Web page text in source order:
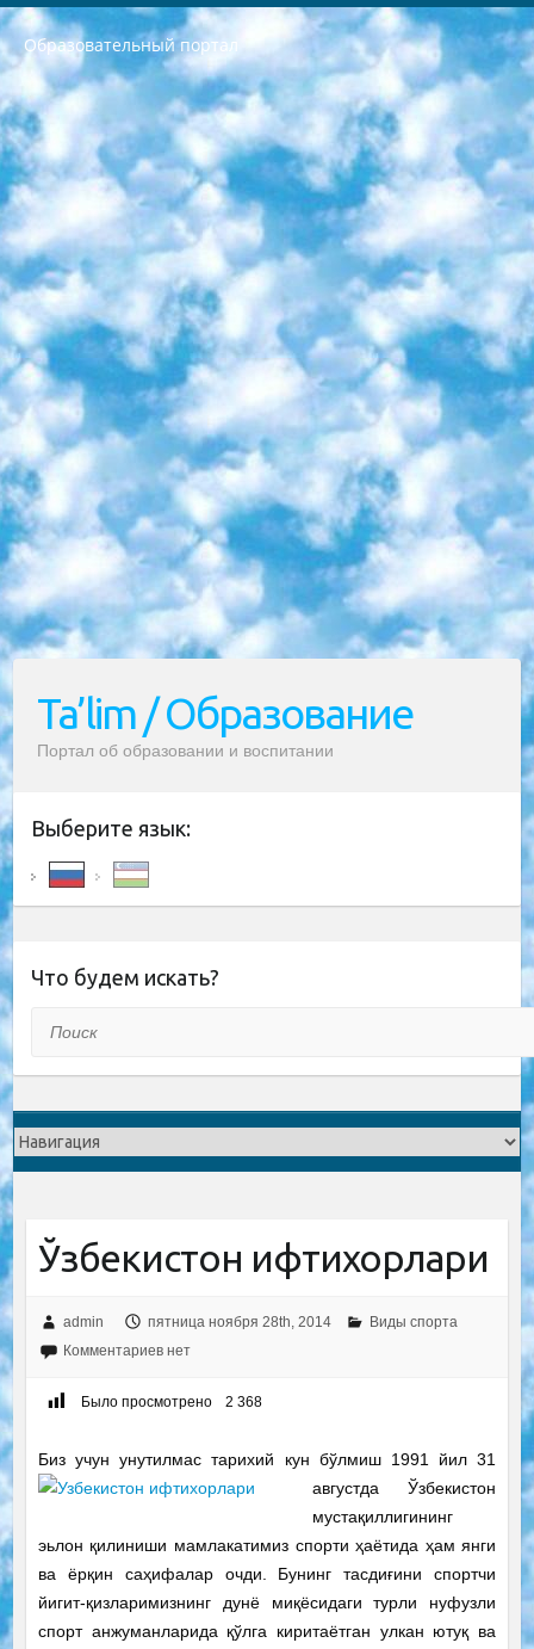
Образовательный портал
РЕСПУБЛИКА УЗБЕКИСТАН МИНИСТРЕРСТВО ДОШКОЛЬНОГО И ШКОЛЬНОГО ОБРАЗОВАНИЯ КОМАНДА в общеобразовательных учреждениях в 2023-2024 учебном году организация и проведение итоговой государственной аттестации обучающихся о Министра дошкольного и школьного образования Республики Узбекистан от 4 марта 2008 года (постановлением Минюста от 20 марта 2008 года № 1778 государственной регистрации) «Итоговое состояние учащихся общего среднего образования на основании положения об утверждении положения об аттестации общего среднего образования выпускной экзамен студентов в образовательных учреждениях в 2023-2024 учебном году В целях организации и прохождения аттестации приказываю: 1. Следующее: перечень предметов, по которым будет проводиться итоговая государственная аттестация и экзамен формы перевода согласно приложению 1; сертификаты международного образца, оценивающие уровень владения иностранными языками перечень согласно приложению 2; 2. Педагогический при специализированных образовательных учреждениях. научно-практический центр квалификации и международной оценки (Д.Давидова) 2024 г. До 25 марта: задания по предметам, по которым будет проводиться итоговая аттестация разработка и утверждение технических условий; итоговая аттестация на основании разработанного предметного задания разработка вопросов по предметам (устно и письменно), экзамен передача; общеобразовательные средние школы и специальные учебные заведения учащиеся выпускных классов школ и интернатов в агентской системе подготовка базы данных экзаменационных материалов и критериев оценки; перевод базы экзаменационных материалов на все языки обучения подать в Республиканский образовательный центр для изготовления; варианты экзаменов на основе разработанных контрольных материалов пусть будут поставлены задачи формирования. 3. Республиканский образовательный центр (Ш.Худайкулов) до 5 апреля 2024 года. до: база данных предоставленных экзаменационных материалов на все языки обучения перевод и экспертиза; для слепых, слабовидящих, глухих, слабослышащих и умственно отсталых детей учащиеся выпускных классов специализированных школ и школ-интернатов база данных экзаменационных материалов на всех преподаваемых языках подготовка критериев оценки; специализированные школы для умственно отсталых детей и технологии для учащихся выпускных классов школ-интернатов разработка соответствующих рекомендаций и критериев проведения ЕГЭ по естествознанию давать задания. 4. Педагогический при специализированных образовательных учреждениях. Научно-практический центр навыков и международной оценки (Д.Давидова), Республика образовательный центр (Худайкулов Ш.) итоговый государственный аттестационный экзамен ориентирован на творческое и логическое мышление при подготовке базы материалов учитывать введение заданий. 5. Следует отметить, что: сертификат государственного образца о знании общеобразовательного предмета и как минимум национальный уровень B1 по предметам на иностранных языках, указанным в Приложении 2. или международно признанный сертификат эквивалентного уровня студенты, изучающие определенный предмет, освобождаются от экзамена; по соответствующим предметам запланирована итоговая государственная аттестация за день до дня, путем жеребьевки Рабочей группой (в письменной форме по предметам, проводимым в форме) из числа сформированных вариантов выбрано 2 варианта; 2 выбранных варианта экзамена анонсированы на официальном сайте министерства и все выпускники по всей стране на основе этих вариантов проводит итоговую государственную аттестацию. 6. Государственное образование учащихся средних общеобразовательных учреждений. знания в соответствии с квалификационными требованиями, которые необходимо приобрести на основании стандартов итоговый (выпускной) контроль для 9 и 11 классов в целях тестирования Экзамены (далее – экзамены) состоят из предметов, перечисленных в приложении 1. будет сделано. 7. Экзамены пройдут с 26 мая по 15 июня 2024 г. (кроме науки физического воспитания). 8. Физическая для учащихся 9 классов общесредних образовательных учреждений. Экзамены по предмету «Образование, квалификация медицина» 1-6 мая 2024 года. сотрудники перевести под присмотр (с отклонениями в физическом или умственном развитии) специализированная школа для детей, школы-интернаты и со сколиозом школы-интернаты санаторного типа для больных детей исключены). 9. Он был слепым, слабовидящим и имел нарушения опорно-двигательного аппарата. экзамены в специализированных школах и интернатах для детей должны проводиться исходя из требований, предъявляемых к общеобразовательным учреждениям (физкультура кроме науки). 10. Специализированная школа для глухих и слабослышащих детей. и экзамены в интернатах и быть реализован в виде письменного теста по математике. 11. Специальность для умственно отсталых детей. Для 9 класса Родной язык и литературное письмо Государственный язык (язык обучения – узбекский). для неклассов) написано Математическое письмо Письменная/устная история Узбекистана Физическое воспитание практично Итоговый контроль Для 11 класса Написание родного языка и литературы (эссе) Математическое письмо Узбекский язык (обучение на узбекском языке) не посещающее общее среднее образование для учреждений)/Образовательное учреждение выбор письменный и устный Иностранный язык письменный/устный Письменная/устная история Узбекистана *По выбору студента:  Химия  Физика  Основы государственного права  География 10 бесплатных образовательных ресурсов - Мы составили подборку онлайн-проектов с интерактивными упражнениями, видеолекциями и статьями. Они помогут вам обрести новые и освежить старые знания бесплатно. 1. «ИНТУИТ» Старейшая образовательная площадка Рунета. Здесь вы найдёте сотни текстовых и видеокурсов на десятки различных тем — от программирования до психологии. Многие курсы подготовлены российскими университетами и крупными международными компаниями вроде Intel и Microsoft. Самостоятельное обучение бесплатное, но желающие могут оплатить услуги персональных наставников. 2. «Смартия» знакомит с актуальными профессиями и подсказывает, как им обучаться. Выбрав заинтересовавшую вас специальность — SMM-специалист, фотограф, веб-дизайнер или другую, — увидите список необходимых для неё умений. Чтобы вы могли освоить их самостоятельно, для каждого умения площадка отображает подборку ссылок на учебные материалы. Хотя «Смартия» ориентируется на русскоязычную аудиторию, часть контента всё же доступна только на английском. 3. «Лекторий Физтеха» Проект Московского физико-технического института (Физтеха). С его помощью вы можете смотреть онлайн серии лекций, записанные на видео в этом вузе. В числе доступных предметов — физика, биология, химия, информационные технологии и другие. К некоторым лекциям администрация ресурса прилагает готовые конспекты, которые можно скачивать в PDF-формате. 4. ITMOcourses Онлайн-площадка Санкт-Петербургского национального исследовательского университета информационных технологий, механики и оптики (ИТМО). Ресурс предоставляет свободный доступ к курсам, разработанным в этом вузе. Каталог материалов разбит на четыре категории: «Оптические системы и технологии», «Приборостроение и робототехника», «Информационные технологии» и «Биотехнологии». Курсы состоят из видеолекций, интерактивных демонстраций и заданий. 5. «КиберЛенинка» Электронная научная библиотека открытого доступа. Каталог площадки регулярно обрастает текстами статей из различных научных изданий. Сгруппированные по журналам и рубрикам публикации можно читать онлайн или скачивать целиком в PDF-формате. Проект нацелен на популяризацию науки за счёт открытого доступа к качественной информации. 6. «ПостНаука» На этом ресурсе публикуют подборки видеолекций, составленные экспертами из разных отраслей и объединённые общими темами. Среди них, к примеру, есть серии «Биоинформатика и геномика», «Культура средневековой Скандинавии» и Cinema Studies о теории кино. Каждая подборка лекций — логически связанная история, рассказанная экспертом от первого лица. Кроме того, на сайте появляются научно-образовательные статьи и тесты на разные темы. 7. «Newочём» Команда проекта «Newочём» отбирает самые интересные тексты из англоязычных СМИ и переводит те из них, за которые голосуют участники сообщества «ВКонтакте». По большей части это научно-популярные статьи. Редакторы придумывают лишь заголовки, в остальном содержание переводов соответствует оригиналам. Полные тексты можно читать прямо в социальной сети. 8. InternetUrok Онлайн-база материалов по основным дисциплинам школьной программы. Информация на сайте структурирована по классам, предметам и темам (урокам). Каждый урок состоит из видеолекций и конспектов. Есть также интерактивные тренажёры и тесты для закрепления пройденного материала. Даже если вы давно окончили школу, возможность повторить программу старших классов всегда может пригодиться. 9. Edutainme Ещё один ресурс об образовании. В отличие от Newtonew, как мне кажется, Edutainme больше ориентируется на представителей индустрии: педагогов, предпринимателей, разработчиков образовательных проектов. Но и любой, кто просто стремится к саморазвитию, найдёт на сайте много полезного и интересного для себя. Например, информацию о новых курсах и образовательных сервисах. 10. Newtonew Онлайн-медиа об образовании и обучении в широком смысле. Авторы Newtonew пишут об инструментах, заведениях, тактиках и стратегиях, которые помогают учить других и получать новые знания самостоятельно. На этой площадке вы найдёте новости, обзоры, аналитические мат
Ta’lim / Образование
Портал об образовании и воспитании
Выберите язык:
Что будем искать?
Ўзбекистон ифтихорлари
admin пятница ноября 28th, 2014
Виды спорта
Комментариев нет
Было просмотрено 2 368
Биз учун унутилмас тарихий кун бўлмиш 1991 йил 31
августда Ўзбекистон
мустақиллигининг
эьлон қилиниши мамлакатимиз спорти ҳаётида ҳам янги
ва ёрқин саҳифалар очди. Бунинг тасдиғини спортчи
йигит-қизларимизнинг дунё миқёсидаги турли нуфузли
спорт анжуманларида қўлга киритаётган улкан ютуқ ва